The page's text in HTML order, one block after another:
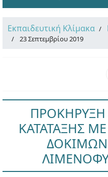
Εκπαιδευτική Κλίμακα
23 Σεπτεμβρίου 2019
ΠΡΟΚΗΡΥΞΗ
ΚΑΤΑΤΑΞΗΣ